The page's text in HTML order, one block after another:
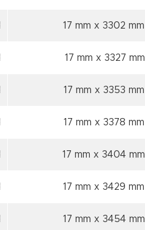
17 mm x 3302 mm
17 mm x 3327 mm
17 mm x 3353 mm
17 mm x 3378 mm
17 mm x 3404 mm
17 mm x 3429 mm
17 mm x 3454 mm